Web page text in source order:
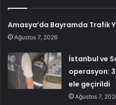
Amasya’da Bayramda Trafik
Ağustos 7, 2026
İstanbul ve
operasyon:
ele geçirildi
Ağustos 7,